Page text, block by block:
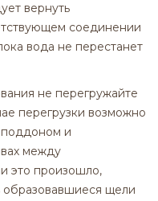
вернуть
соединении
вода не перестанет
не перегружайте
перегрузки возможно
и
между
это произошло,
щели